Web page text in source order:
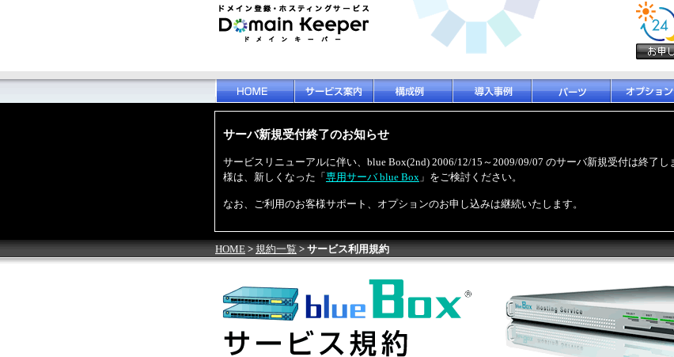
サーバ新規受付終了のお知らせ
サービスリニューアルに伴い、blue Box(2nd) 2006/12/15～2009/09/07 のサーバ新規受付は終了
様は、新しくなった「 専用サーバ blue Box 」をご検討ください。
なお、ご利用のお客様サポート、オプションのお申し込みは継続いたします。
HOME > 規約一覧 > サービス利用規約